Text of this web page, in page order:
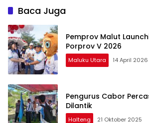
Baca Juga
Pemprov Malut
Porprov V 2026
Maluku Utara 14 April 2026
Pengurus Cabor
Dilantik
Halteng 21 Oktober 2025